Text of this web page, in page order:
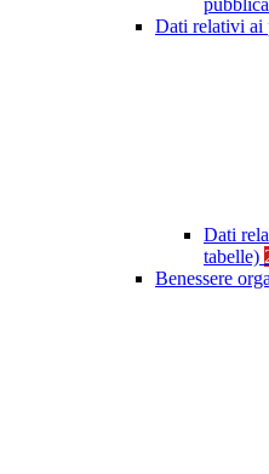
Dati relativi ai
Dati
tabelle)
Benessere